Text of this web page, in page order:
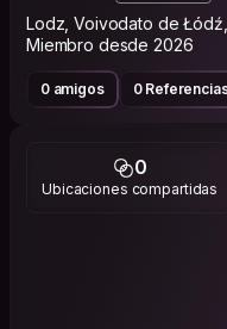
Lodz, Voivodato de
Miembro desde 2026
0 amigos 0
0
Ubicaciones compartidas